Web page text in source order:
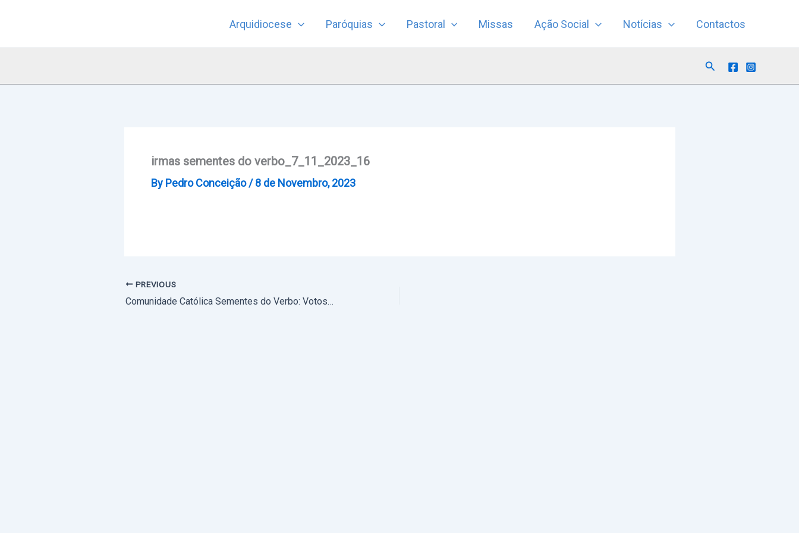
Arquidiocese Paróquias Pastoral Missas Ação Social Notícias Contactos
Search
irmas sementes do verbo_7_11_2023_16
By Pedro Conceição/8 de Novembro, 2023
PREVIOUS
Comunidade Católica Sementes do Verbo: Votos religiosos em Vila Viçosa (com fotos)